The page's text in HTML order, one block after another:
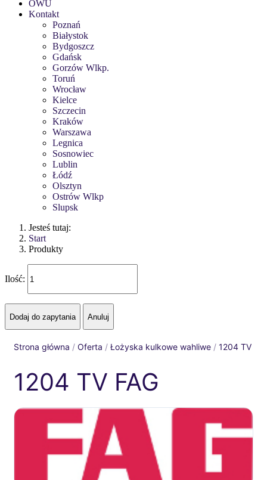
OWU
Kontakt
Poznań
Białystok
Bydgoszcz
Gdańsk
Gorzów Wlkp.
Toruń
Wrocław
Kielce
Szczecin
Kraków
Warszawa
Legnica
Sosnowiec
Lublin
Łódź
Olsztyn
Ostrów Wlkp
Slupsk
Jesteś tutaj:
Start
Produkty
Ilość:
Strona główna / Oferta / Łożyska kulkowe wahliwe / 1204 TV
1204 TV FAG